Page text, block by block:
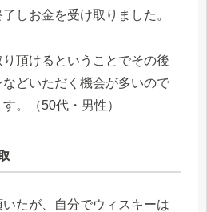
しお金を受け取りました。
頂けるということでその後
どいただく機会が多いので
。（50代・男性）
たが、自分でウィスキーは